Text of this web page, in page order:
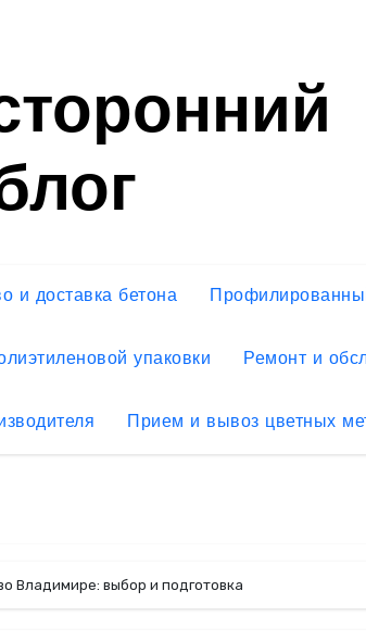
и доставка бетона
упаковки Ремонт и
Прием и вывоз цветных
Владимире: выбор и подготовка